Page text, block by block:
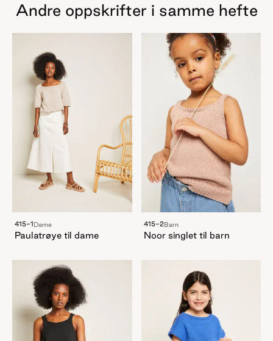
Andre oppskrifter i samme hefte
415-1Dame
Paulatrøye til dame
415-2Barn
Noor singlet til barn